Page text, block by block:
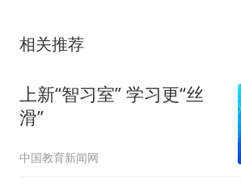
相关推荐
上新“智习室” 学习更“丝
滑”
中国教育新闻网